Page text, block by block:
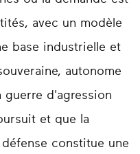
avec un modèle
base industrielle et
autonome
guerre d'agression
et que la
constitue une